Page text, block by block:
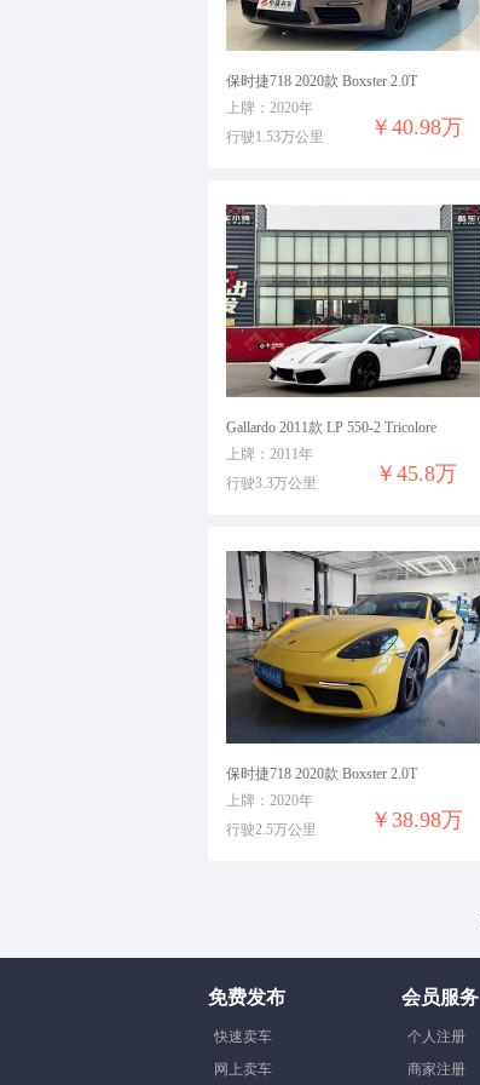
保时捷718 2020款 Boxster 2.0T
￥40.98万
上牌：2020年
行驶1.53万公里
Gallardo 2011款 LP 550-2 Tricolore
￥45.8万
上牌：2011年
行驶3.3万公里
保时捷718 2020款 Boxster 2.0T
￥38.98万
上牌：2020年
行驶2.5万公里
免费发布
快速卖车
网上卖车
会员服务
个人注册
商家注册